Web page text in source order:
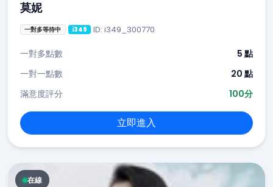
莫妮
一對多等待中 i349 ID: i349_300770
一對多點數
5 點
一對一點數
20 點
滿意度評分
100分
立即進入
在線